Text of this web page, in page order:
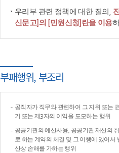
우리부 관련 정책에 대한 질의,
신문고]의 [민원신청]란을 이용
부패행위, 부조리
공직자가 직무와 관련하여 그 지위 또는
기 또는 제3자의 이익을 도모하는 행위
공공기관의 예산사용, 공공기관 재산의
로 하는 계약의 체결 및 그 이행에 있어
산상 손해를 가하는 행위